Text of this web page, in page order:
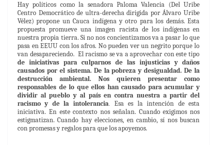
Hay políticos como la senadora Paloma Valencia (Del Uribe
Centro Democrático de ultra-derecha dirigida por Álvaro Uribe
Vélez) propone un Cauca indígena y otro para los demás. Esta
propuesta promueve una imagen racista de los indígenas en
nuestra propia tierra. Si no nos concientizamos va a pasar lo que
pasa en EEUU con los afros. No pueden ver un negrito porque lo
van desapareciendo. El racismo se va a aprovechar con este tipo
de iniciativas para culparnos de las injusticias y daños
causados por el sistema. De la pobreza y desigualdad. De la
destrucción ambiental. Nos quieren presentar como
responsables de lo que ellos han causado para acumular y
dividir al pueblo y al país en contra nuestra a partir del
racismo y de la intolerancia. Esa es la intención de esta
iniciativa. En este contexto nos señalan. Cuando exigimos nos
estigmatizan. Cuando hay elecciones, en cambio, sí nos buscan
con promesas y regalos para que los apoyemos.